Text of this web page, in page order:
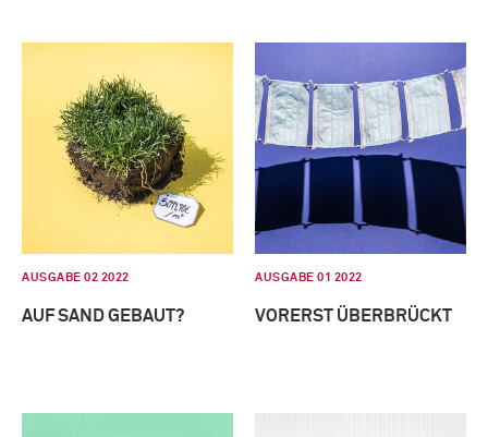
AUSGABE 02 2022
AUF SAND GEBAUT?
AUSGABE 01 2022
VORERST ÜBERBRÜCKT